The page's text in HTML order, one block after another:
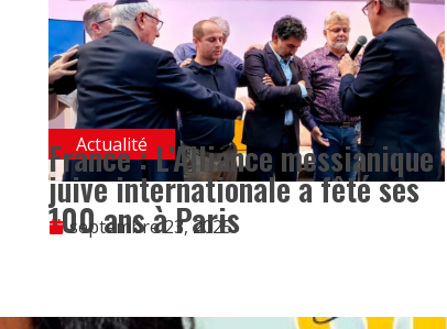
Actualité
France : L’Alliance messianique
juive internationale a fêté ses
100 ans à Paris
septembre 23, 2025